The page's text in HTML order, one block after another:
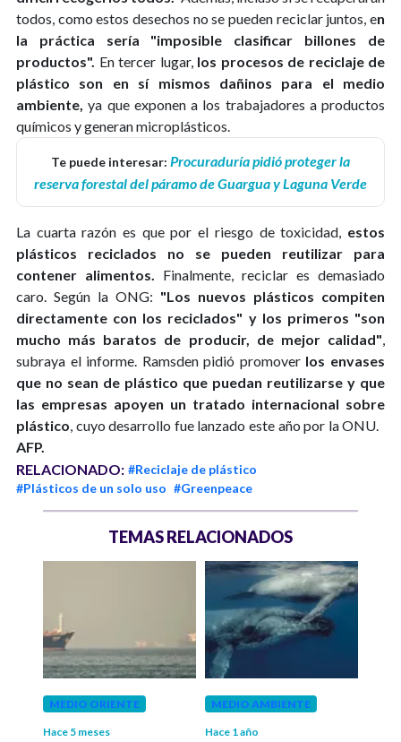
todos, como estos desechos no se pueden reciclar juntos, en
la práctica sería "imposible clasificar billones de
productos". En tercer lugar,los procesos de reciclaje de
plástico son en sí mismos dañinos para el medio
ambiente, ya que exponen a los trabajadores a productos
químicos y generan microplásticos.
Te puede interesar: Procuraduría pidió proteger la
reserva forestal del páramo de Guargua y Laguna Verde
La cuarta razón es que por el riesgo de toxicidad, estos
plásticos reciclados no se pueden reutilizar para
contener alimentos. Finalmente, reciclar es demasiado
caro. Según la ONG: "Los nuevos plásticos compiten
directamente con los reciclados" y los primeros "son
mucho más baratos de producir, de mejor calidad",
subraya el informe. Ramsden pidió promover los envases
que no sean de plástico que puedan reutilizarse y que
las empresas apoyen un tratado internacional sobre
plástico, cuyo desarrollo fue lanzado este año por la ONU.
AFP.
RELACIONADO: #Reciclaje de plástico
#Plásticos de un solo uso #Greenpeace
TEMAS RELACIONADOS
MEDIO ORIENTE
Hace 5 meses
MEDIO AMBIENTE
Hace 1 año